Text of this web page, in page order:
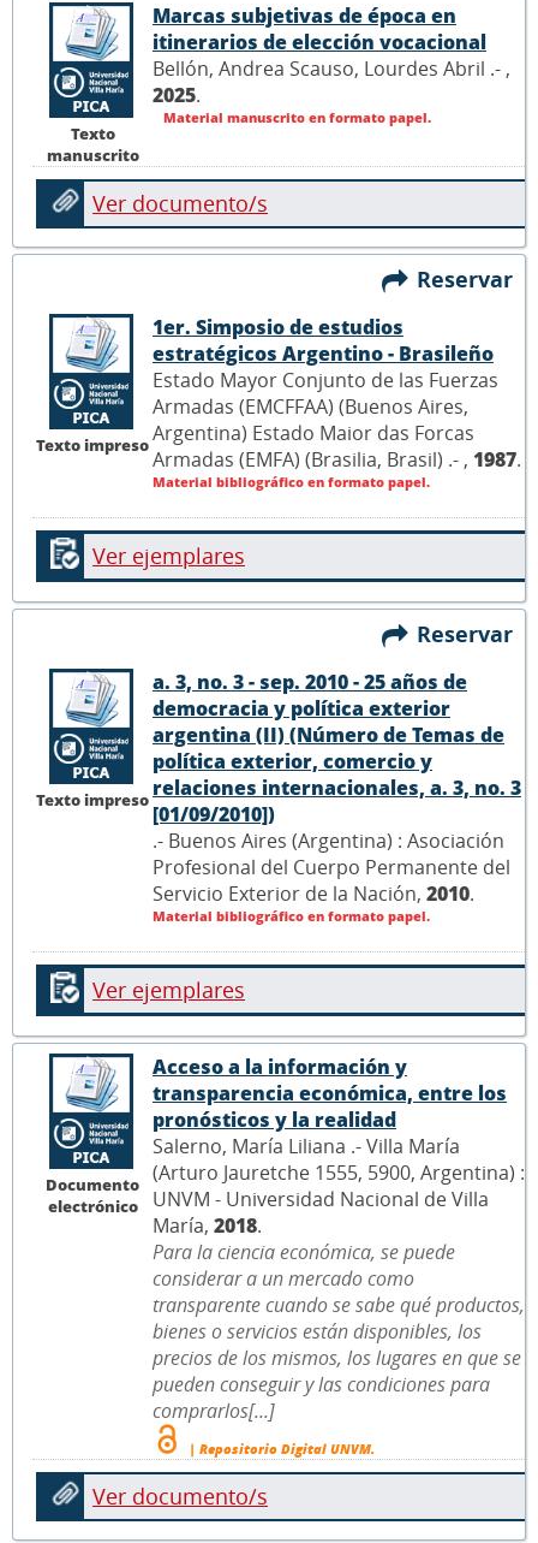
Texto
manuscrito
Marcas subjetivas de época en
itinerarios de elección vocacional
Bellón, Andrea Scauso, Lourdes Abril .- ,
2025.
Material manuscrito en formato papel.
Ver documento/s
Reservar
Texto impreso
1er. Simposio de estudios
estratégicos Argentino - Brasileño
Estado Mayor Conjunto de las Fuerzas
Armadas (EMCFFAA) (Buenos Aires,
Argentina) Estado Maior das Forcas
Armadas (EMFA) (Brasilia, Brasil) .- , 1987.
Material bibliográfico en formato papel.
Ver ejemplares
Reservar
Texto impreso
a. 3, no. 3 - sep. 2010 - 25 años de
democracia y política exterior
argentina (II) (Número de Temas de
política exterior, comercio y
relaciones internacionales, a. 3, no. 3
[01/09/2010])
.- Buenos Aires (Argentina) : Asociación
Profesional del Cuerpo Permanente del
Servicio Exterior de la Nación, 2010.
Material bibliográfico en formato papel.
Ver ejemplares
Documento
electrónico
Acceso a la información y
transparencia económica, entre los
pronósticos y la realidad
Salerno, María Liliana .- Villa María
(Arturo Jauretche 1555, 5900, Argentina) :
UNVM - Universidad Nacional de Villa
María, 2018.
Para la ciencia económica, se puede
considerar a un mercado como
transparente cuando se sabe qué productos,
bienes o servicios están disponibles, los
precios de los mismos, los lugares en que se
pueden conseguir y las condiciones para
comprarlos[...]
| Repositorio Digital UNVM.
Ver documento/s